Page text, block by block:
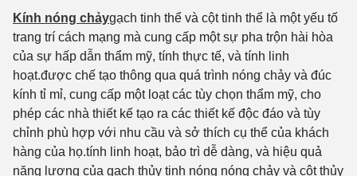
Kính nóng chảygạch tinh thể và cột tinh thể là một yếu tố
trang trí cách mạng mà cung cấp một sự pha trộn hài hòa
của sự hấp dẫn thẩm mỹ, tính thực tế, và tính linh
hoạt.được chế tạo thông qua quá trình nóng chảy và đúc
kính tỉ mỉ, cung cấp một loạt các tùy chọn thẩm mỹ, cho
phép các nhà thiết kế tạo ra các thiết kế độc đáo và tùy
chỉnh phù hợp với nhu cầu và sở thích cụ thể của khách
hàng của họ.tính linh hoạt, bảo trì dễ dàng, và hiệu quả
năng lượng của gạch thủy tinh nóng nóng chảy và cột thủy